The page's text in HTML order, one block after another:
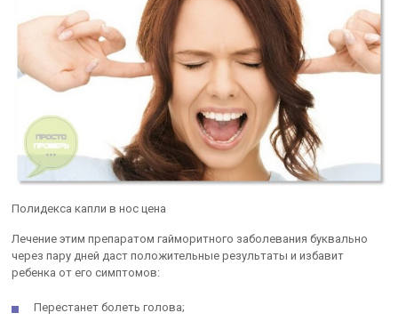
Полидекса капли в нос цена
Лечение этим препаратом гайморитного заболевания буквально
через пару дней даст положительные результаты и избавит
ребенка от его симптомов:
Перестанет болеть голова;